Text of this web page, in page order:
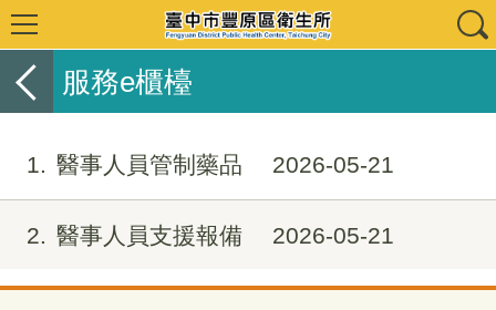
服務e櫃檯
1 醫事人員管制藥品 2026-05-21
2 醫事人員支援報備 2026-05-21